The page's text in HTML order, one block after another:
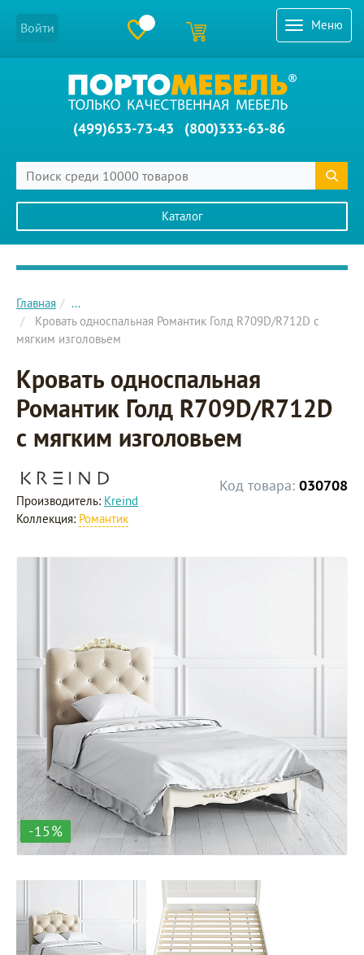
Меню
Войти
(499)653-73-43 (800)333-63-86
Каталог
Главное меню сайта
Главная
...
Кровать односпальная Романтик Голд R709D/R712D с
мягким изголовьем
Кровать односпальная
Романтик Голд R709D/R712D
с мягким изголовьем
Код товара: 030708
Производитель: Kreind
Коллекция: Романтик
-15%